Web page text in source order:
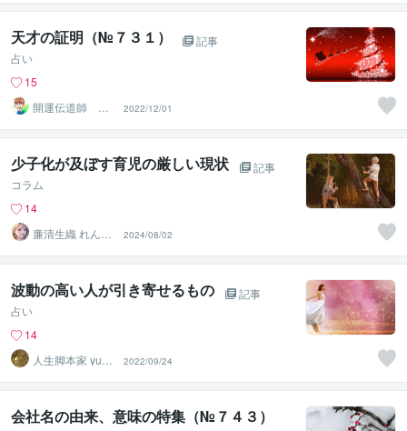
天才の証明（№７３１）
記事
占い
15
開運伝道師 HE
RO
2022/12/01
少子化が及ぼす育児の厳しい現状
記事
コラム
14
廉清生織 れんせ
い さき
2024/08/02
波動の高い人が引き寄せるもの
記事
占い
14
人生脚本家 yuka
ko
2022/09/24
会社名の由来、意味の特集（№７４３）